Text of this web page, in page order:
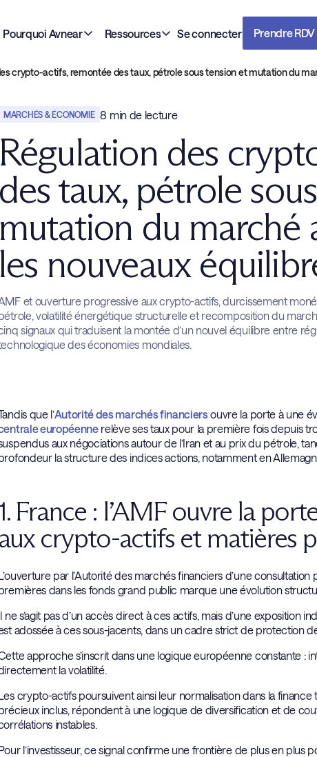
Pourquoi Avnear Ressources Se connecter Prendre RDV
crypto-actifs, remontée des taux, pétrole sous tension et mutation du
MARCHÉS & ÉCONOMIE 8 min de lecture
Régulation des
des taux, pétrole
mutation du marché
les nouveaux
et ouverture progressive aux crypto-actifs, durcissement
volatilité énergétique structurelle et recomposition du
signaux qui traduisent la montée d’un nouvel équilibre entre
des économies mondiales.
que l’Autorité des marchés financiersouvre la porte à une
européennerelève ses taux pour la première fois depuis
aux négociations autour de l’Iran et au prix du pétrole,
la structure des indices actions, notamment en
France : l’AMF ouvre la
aux crypto-actifs et matières
par l’Autorité des marchés financiers d’une
dans les fonds grand public marque une évolution
ne s’agit pas d’un accès direct à ces actifs, mais d’une exposition
adossée à ces sous-jacents, dans un cadre strict de protection
approche s’inscrit dans une logique européenne constante :
la volatilité.
crypto-actifs poursuivent ainsi leur normalisation dans la
inclus, répondent à une logique de diversification et de
instables.
l’investisseur, ce signal confirme une frontière de plus en plus